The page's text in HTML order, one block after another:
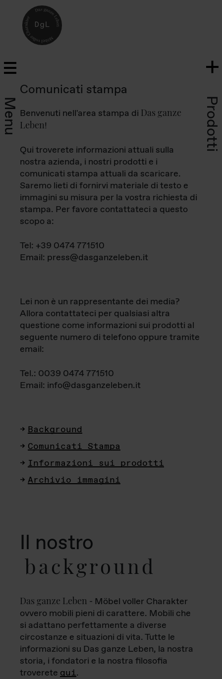
Menu Prodotti
Comunicati stampa
Benvenuti nell'area stampa di Das ganze
Leben!
Qui troverete informazioni attuali sulla
nostra azienda, i nostri prodotti e i
comunicati stampa attuali da scaricare.
Saremo lieti di fornirvi materiale di testo e
immagini su misura per la vostra richiesta di
stampa. Per favore contattateci a questo
scopo a:
Tel: +39 0474 771510
Email: press@dasganzeleben.it
Lei non è un rappresentante dei media?
Allora contattateci per qualsiasi altra
questione come informazioni sui prodotti al
seguente numero di telefono oppure tramite
email:
Tel.: 0039 0474 771510
Email: info@dasganzeleben.it
Background
Comunicati Stampa
Informazioni sui prodotti
Archivio immagini
Il nostro
background
Das ganze Leben - Möbel voller Charakter
ovvero mobili pieni di carattere. Mobili che
si adattano perfettamente a diverse
circostanze e situazioni di vita. Tutte le
informazioni su Das ganze Leben, la nostra
storia, i fondatori e la nostra filosofia
troverete qui.